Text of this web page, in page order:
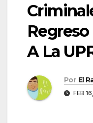
A La
Por El
FEB